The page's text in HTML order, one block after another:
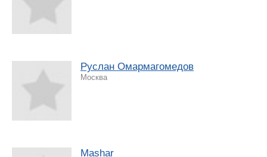
Руслан Омармагомедов
Москва
Mashar